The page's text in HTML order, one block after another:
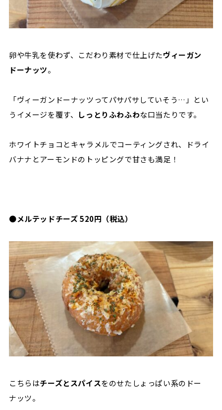
卵や牛乳を使わず、こだわり素材で仕上げたヴィーガン
ドーナッツ。
「ヴィーガンドーナッツってパサパサしていそう…」とい
うイメージを覆す、
しっとりふわふわな口当たりです。
ホワイトチョコとキャラメルでコーティングされ、ドライ
バナナとアーモンドのトッピングで甘さも満足！
●メルテッドチーズ 520円（税込）
こちらはチーズとスパイスをのせたしょっぱい系のドー
ナッツ。